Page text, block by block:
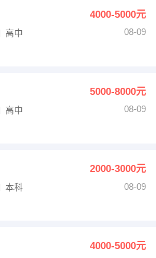
4000-5000元
高中
08-09
5000-8000元
高中
08-09
2000-3000元
本科
08-09
4000-5000元